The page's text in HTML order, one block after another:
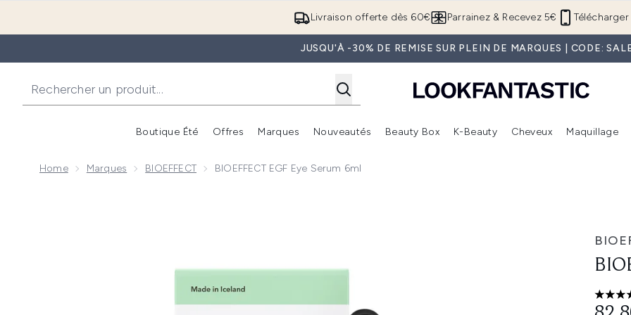
Passer au contenu principal
Livraison offerte dès 60€ Télécharger
Parrainez & Recevez 5€
JUSQU'À -30% DE REMISE SUR PLEIN DE MARQUES | CODE:
Boutique Été
Accédez au sous-menu (Boutique Été )
Offres
Accédez au sous-menu (Offres)
Marques
Accédez au sous-menu (Marques)
Nouveautés
Accédez au sous-menu (Nouveautés)
Beauty Box
Accédez au sous-menu (Beauty Box)
K-Beauty Cheveux Maquillage
Home Marques BIOEFFECT BIOEFFECT EGF Eye Serum 6ml
5